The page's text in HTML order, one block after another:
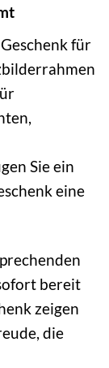
für
Sie ein
eine
bereit
zeigen
die